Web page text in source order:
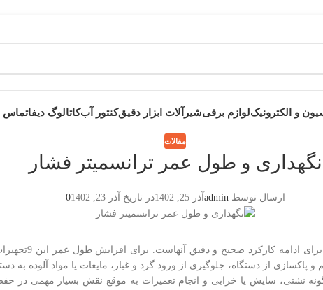
و الکترونیکلوازم برقیشیرآلات ابزار دقیقکنتور آبکاتالوگ دیفاتماس
مقالات
نگهداری و طول عمر ترانسمیتر فشار
ارسال توسط admin آذر 25, 1402 در تاریخ آذر 23, 1402 0
نگهداری موثر از
از دستگاه، جلوگیری از ورود گرد و غبار، مایعات یا مواد آلوده به
نشتی، سایش یا خرابی و انجام تعمیرات به موقع نقش بسیار مهمی در